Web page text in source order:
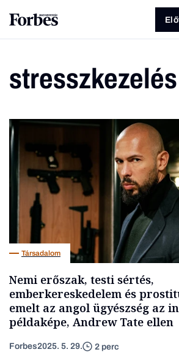
Vagy fedezze fel a
témákat
Üzlet Zöld
stresszkezelés
Társadalom
Nemi erőszak, testi sértés,
emberkereskedelem és
emelt az angol ügyészség az
példaképe, Andrew Tate ellen
Forbes2025. 5. 29. 2 perc